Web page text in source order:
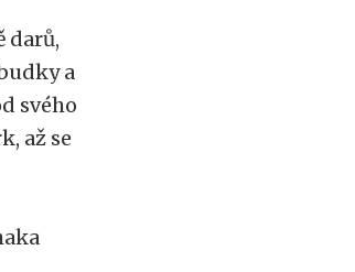
darů,
a
svého
až se